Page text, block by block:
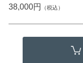
38,000円 （税込）